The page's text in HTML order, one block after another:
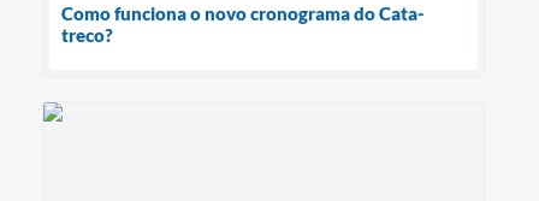
Como funciona o novo cronograma do Cata-
treco?